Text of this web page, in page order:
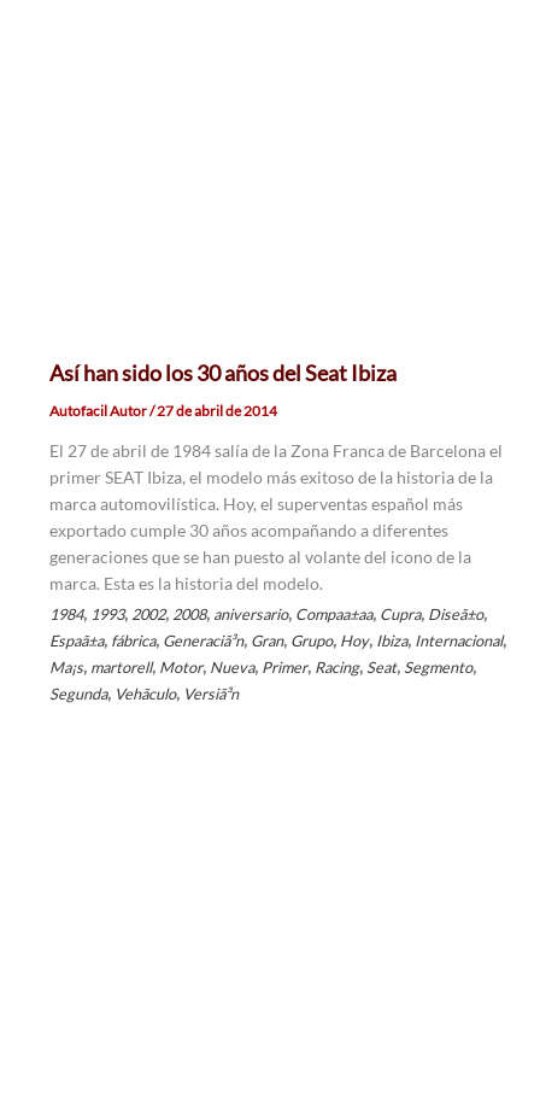
Así han sido los 30 años del Seat Ibiza
Autofacil Autor/27 de abril de 2014
El 27 de abril de 1984 salía de la Zona Franca de Barcelona el
primer SEAT Ibiza, el modelo más exitoso de la historia de la
marca automovilística. Hoy, el superventas español más
exportado cumple 30 años acompañando a diferentes
generaciones que se han puesto al volante del icono de la
marca. Esta es la historia del modelo.
1984, 1993, 2002, 2008, aniversario, Compaa±a­a, Cupra, Diseã±o,
Espaã±a, fábrica, Generaciã³n, Gran, Grupo, Hoy, Ibiza, Internacional,
Ma¡s, martorell, Motor, Nueva, Primer, Racing, Seat, Segmento,
Segunda, Vehã­culo, Versiã³n